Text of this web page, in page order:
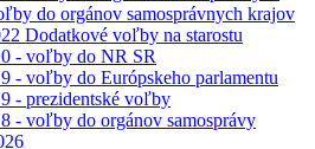
do orgánov samosprávnych krajov
Dodatkové voľby na starostu
- voľby do NR SR
- voľby do Európskeho parlamentu
- prezidentské voľby
- voľby do orgánov samosprávy